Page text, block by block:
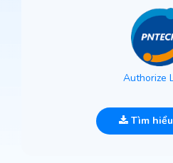
Authorize
Tìm